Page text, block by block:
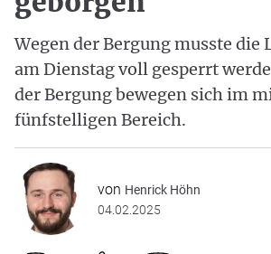
Wegen der Bergung musste die
am Dienstag voll gesperrt
der Bergung bewegen sich im
fünfstelligen Bereich.
von Henrick Höhn
04.02.2025